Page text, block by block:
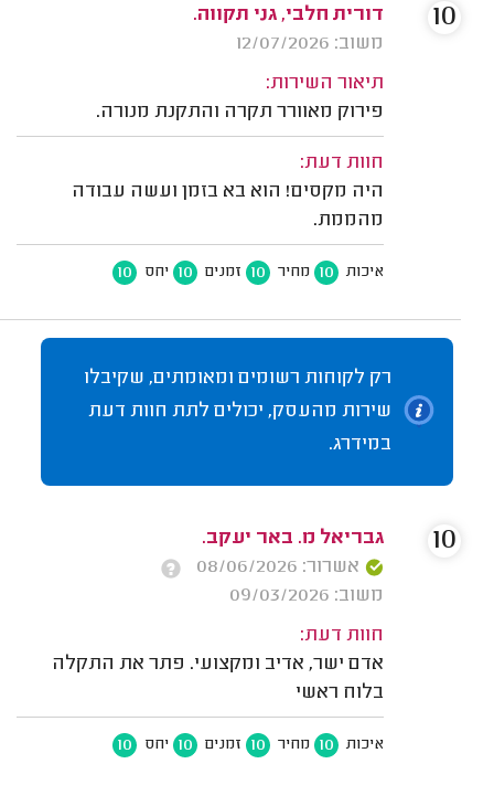
דורית חלבי, גני תקווה.
משוב: 12/07/2026
תיאור השירות:
פירוק מאוורר תקרה והתקנת מנורה.
חוות דעת:
היה מקסים! הוא בא בזמן ועשה עבודה
מהממת.
איכות 10 מחיר 10 זמנים 10 יחס 10
10
רק לקוחות רשומים ומאומתים, שקיבלו
שירות מהעסק, יכולים לתת חוות דעת
במידרג.
גבריאל מ. באר יעקב.
אשרור: 08/06/2026
משוב: 09/03/2026
חוות דעת:
אדם ישר, אדיב ומקצועי. פתר את התקלה
בלוח ראשי
איכות 10 מחיר 10 זמנים 10 יחס 10
10